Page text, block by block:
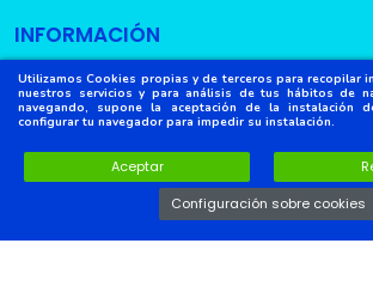
Utilizamos Cookies propias y de terceros para recopilar
nuestros servicios y para análisis de tus hábitos de
navegando, supone la aceptación de la instalación
configurar tu navegador para impedir su instalación.
Aceptar
Configuración sobre cookies
INFORMACIÓN
Copyright © 2022Cosas de Papelería
reservados.